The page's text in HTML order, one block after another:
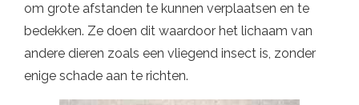
om grote afstanden te kunnen verplaatsen en te
bedekken. Ze doen dit waardoor het lichaam van
andere dieren zoals een vliegend insect is, zonder
enige schade aan te richten.